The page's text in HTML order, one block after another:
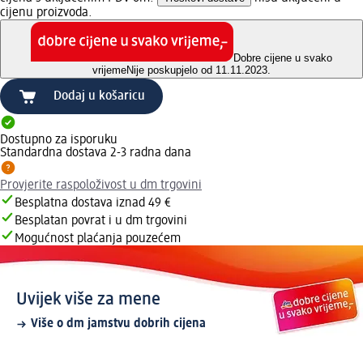
cijenu proizvoda.
Dobre cijene u svako
vrijemeNije poskupjelo od 11.11.2023.
Dodaj u košaricu
Dostupno za isporuku
Standardna dostava 2-3 radna dana
Provjerite raspoloživost u dm trgovini
Besplatna dostava iznad 49 €
Besplatan povrat i u dm trgovini
Mogućnost plaćanja pouzećem
Uvijek više za mene
Više o dm jamstvu dobrih cijena